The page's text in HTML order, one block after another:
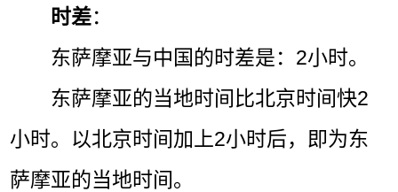
时差：
东萨摩亚与中国的时差是：2小时。
东萨摩亚的当地时间比北京时间快2
小时。以北京时间加上2小时后，即为东
萨摩亚的当地时间。